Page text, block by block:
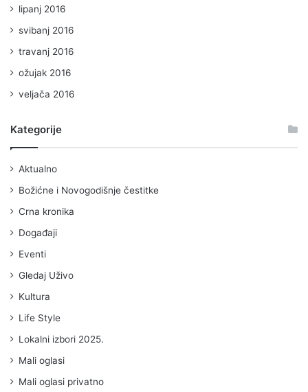
lipanj 2016
svibanj 2016
travanj 2016
ožujak 2016
veljača 2016
Kategorije
Aktualno
Božićne i Novogodišnje čestitke
Crna kronika
Događaji
Eventi
Gledaj Uživo
Kultura
Life Style
Lokalni izbori 2025.
Mali oglasi
Mali oglasi privatno